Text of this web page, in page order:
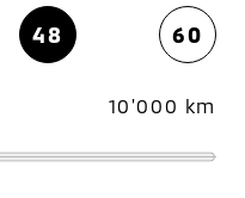
48 60
10'000 km